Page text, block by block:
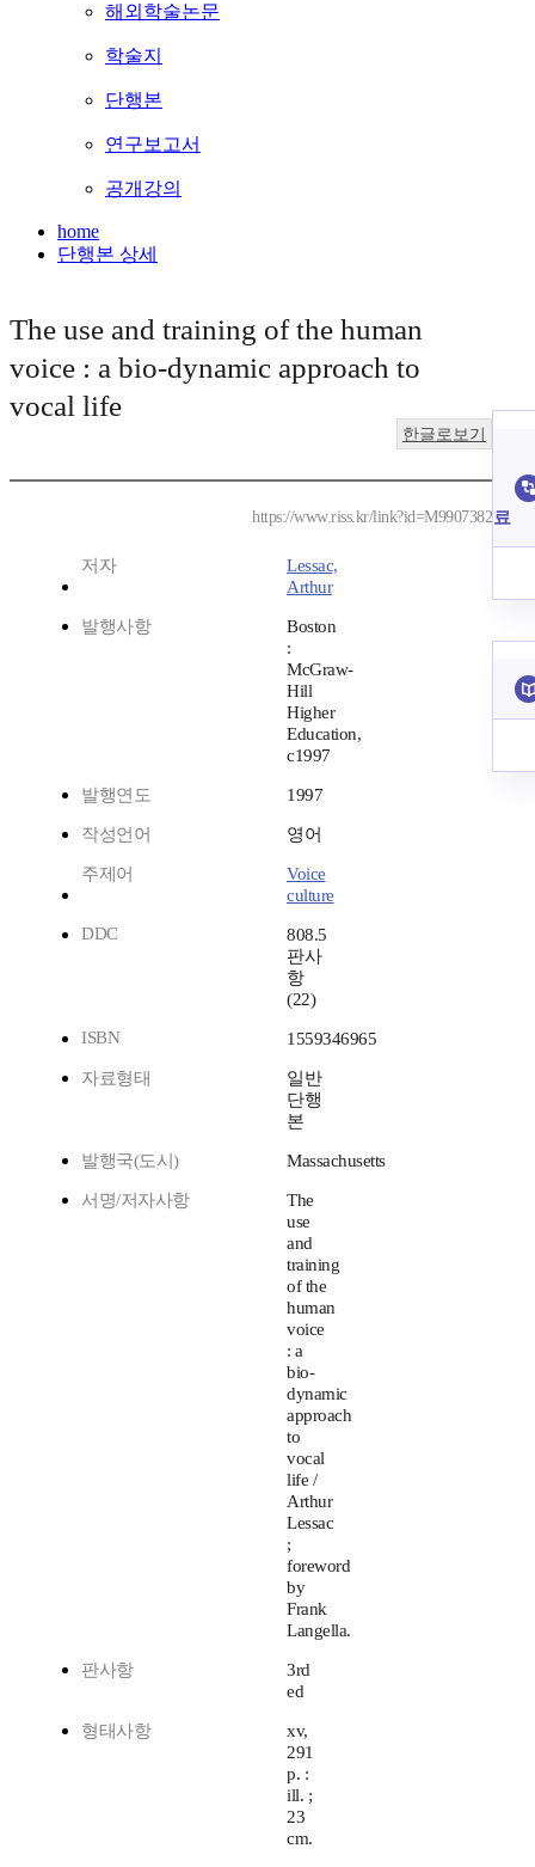
해외학술논문
학술지
단행본
연구보고서
공개강의
home
단행본 상세
The use and training of the human
voice : a bio-dynamic approach to
vocal life
한글로보기
https://www.riss.kr/link?id=M9907382
저자
Lessac,
Arthur
발행사항
Boston
:
McGraw-
Hill
Higher
Education,
c1997
발행연도 1997
작성언어 영어
주제어
Voice
culture
DDC
808.5
판사
항
(22)
ISBN
1559346965
자료형태
일반
단행
본
발행국(도시) Massachusetts
서명/저자사항
The
use
and
training
of the
human
voice
: a
bio-
dynamic
approach
to
vocal
life /
Arthur
Lessac
;
foreword
by
Frank
Langella.
판사항
3rd
ed
형태사항
xv,
291
p. :
ill. ;
23
cm.
료